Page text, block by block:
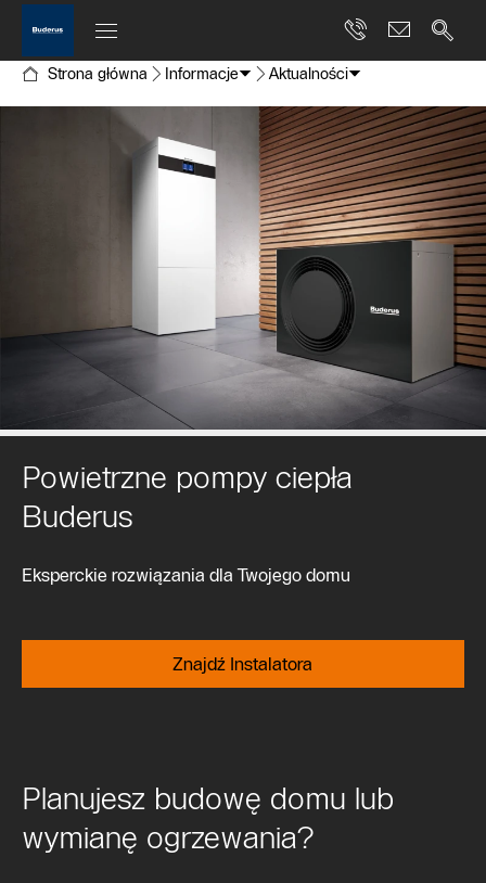
Strona główna Informacje Aktualności
Powietrzne pompy ciepła
Buderus
Eksperckie rozwiązania dla Twojego domu
Znajdź Instalatora
Planujesz budowę domu lub
wymianę ogrzewania?